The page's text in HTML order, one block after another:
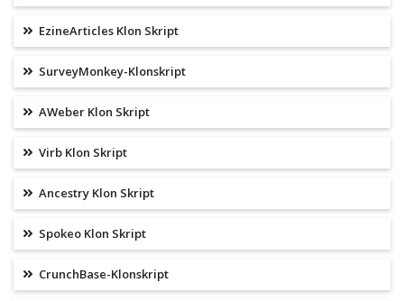
EzineArticles Klon Skript
SurveyMonkey-Klonskript
AWeber Klon Skript
Virb Klon Skript
Ancestry Klon Skript
Spokeo Klon Skript
CrunchBase-Klonskript